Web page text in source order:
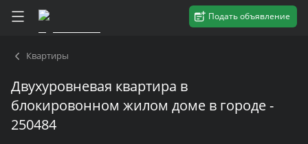
Подать объявление
Квартиры
Двухуровневая квартира в
блокировонном жилом доме в городе -
250484